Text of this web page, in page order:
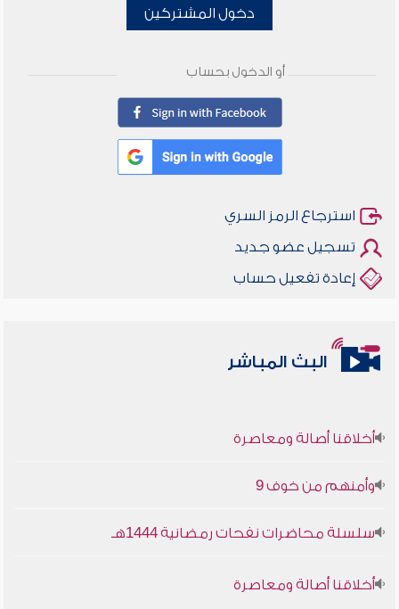
دخول المشتركين
أو الدخول بحساب
استرجاع الرمز السري
تسجيل عضو جديد
إعادة تفعيل حساب
البث المباشر
أخلاقنا أصالة ومعاصرة
وأمنهم من خوف 9
سلسلة محاضرات نفحات رمضانية 1444هـ
أخلاقنا أصالة ومعاصرة